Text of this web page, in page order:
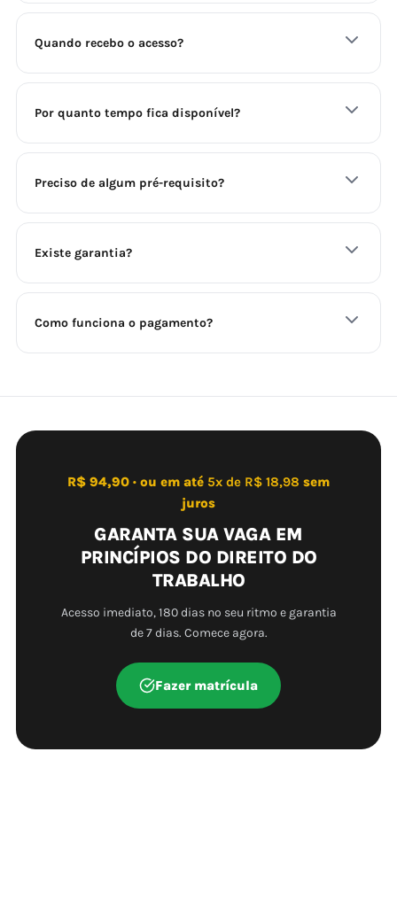
Quando recebo o acesso?
Por quanto tempo fica disponível?
Preciso de algum pré-requisito?
Existe garantia?
Como funciona o pagamento?
R$ 94,90 · ou em até 5x de R$ 18,98 sem
juros
GARANTA SUA VAGA EM
PRINCÍPIOS DO DIREITO DO
TRABALHO
Acesso imediato, 180 dias no seu ritmo e garantia
de 7 dias. Comece agora.
Fazer matrícula